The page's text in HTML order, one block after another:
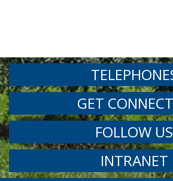
GET
FOLLOW US
INTRANET